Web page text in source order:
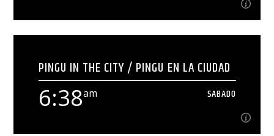
6:30am SABADO
[...]
Ver Más
PINGU IN THE CITY / PINGU EN LA CIUDAD
6:38am SABADO